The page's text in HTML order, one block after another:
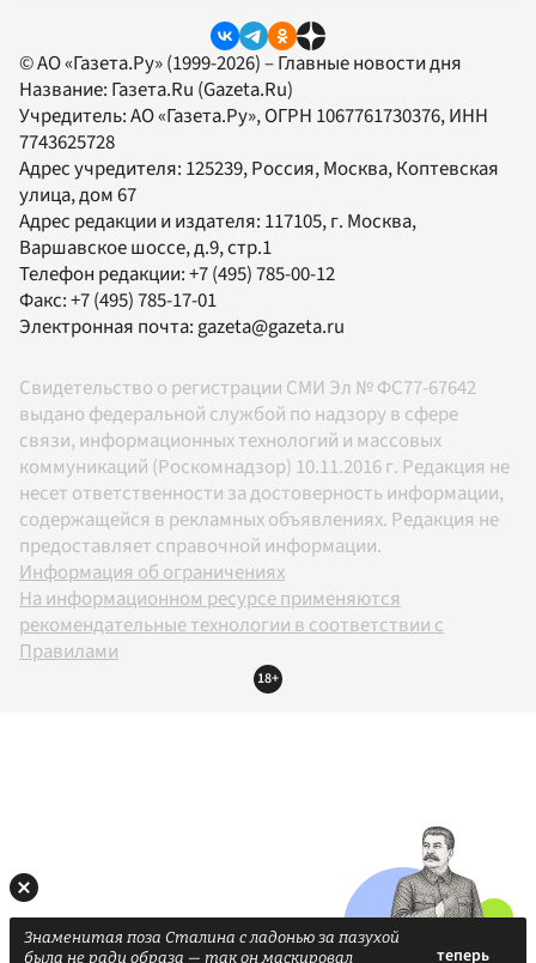
© АО «Газета.Ру» (1999-2026) – Главные новости дня
Название: Газета.Ru (Gazeta.Ru)
Учредитель:АО «Газета.Ру», ОГРН 1067761730376, ИНН
7743625728
Адрес учредителя: 125239, Россия, Москва, Коптевская
улица, дом 67
Адрес редакции и издателя: 117105, г. Москва,
Варшавское шоссе, д.9, стр.1
Телефон редакции:+7 (495) 785-00-12
Факс:+7 (495) 785-17-01
Электронная почта: gazeta@gazeta.ru
Свидетельство о регистрации СМИ Эл № ФС77-67642
выдано федеральной службой по надзору в сфере
связи, информационных технологий и массовых
коммуникаций (Роскомнадзор) 10.11.2016 г. Редакция не
несет ответственности за достоверность информации,
содержащейся в рекламных объявлениях. Редакция не
предоставляет справочной информации.
Информация об ограничениях
На информационном ресурсе применяются
рекомендательные технологии в соответствии с
Правилами
18+
Знаменитая поза Сталина с ладонью за пазухой
была не ради образа — так он маскировал